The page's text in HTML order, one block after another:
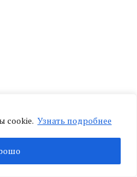
cookie. Узнать подробнее